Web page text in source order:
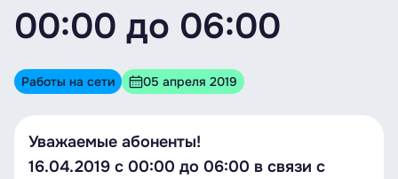
00:00 до 06:00
Работы на сети 05 апреля 2019
Уважаемые абоненты!
16.04.2019 с 00:00 до 06:00 в связи с